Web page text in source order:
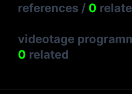
references / 0
videotage
0 related